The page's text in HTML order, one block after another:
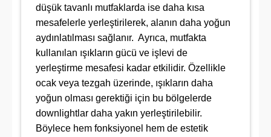
düşük tavanlı mutfaklarda ise daha kısa
mesafelerle yerleştirilerek, alanın daha yoğun
aydınlatılması sağlanır. Ayrıca, mutfakta
kullanılan ışıkların gücü ve işlevi de
yerleştirme mesafesi kadar etkilidir. Özellikle
ocak veya tezgah üzerinde, ışıkların daha
yoğun olması gerektiği için bu bölgelerde
downlightlar daha yakın yerleştirilebilir.
Böylece hem fonksiyonel hem de estetik